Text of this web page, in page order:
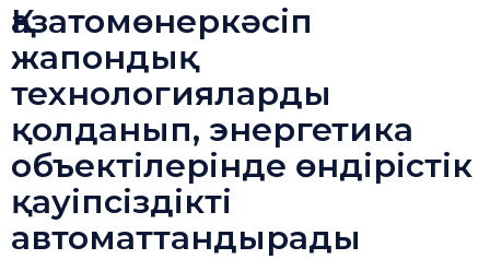
Қазатомөнеркәсіп
жапондық
технологияларды
қолданып, энергетика
объектілерінде өндірістік
қауіпсіздікті
автоматтандырады